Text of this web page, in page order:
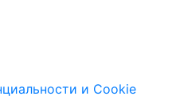
и Cookie